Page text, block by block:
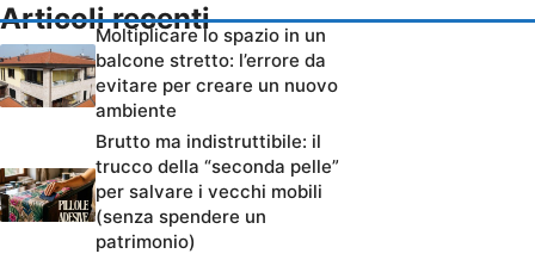
Articoli recenti
Moltiplicare lo spazio in un
balcone stretto: l’errore da
evitare per creare un nuovo
ambiente
Brutto ma indistruttibile: il
trucco della “seconda pelle”
per salvare i vecchi mobili
(senza spendere un
patrimonio)